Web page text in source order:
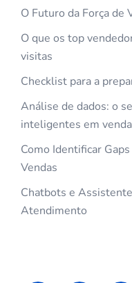
O Futuro da Força de
O que os top
visitas
Checklist para a
Análise de dados: o
inteligentes em
Como Identificar
Vendas
Chatbots e
Atendimento